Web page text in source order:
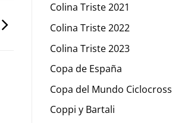
Colina Triste 2021
Colina Triste 2022
Colina Triste 2023
Copa de España
Copa del Mundo Ciclocross
Coppi y Bartali